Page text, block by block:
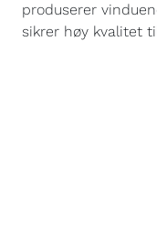
produserer
sikrer høy kvalitet